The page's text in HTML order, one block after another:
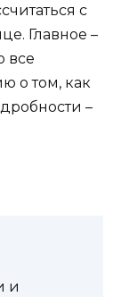
с
Главное –
все
о том, как
–
и